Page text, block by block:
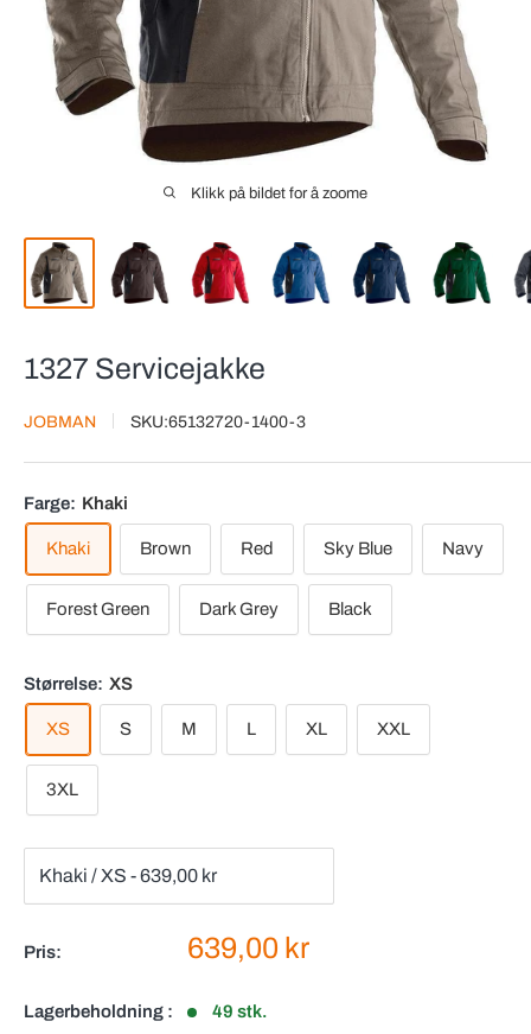
Klikk på bildet for å zoome
1327 Servicejakke
JOBMAN SKU:65132720-1400-3
Farge: Khaki
Khaki Brown Red Sky Blue Navy
Forest Green Dark Grey Black
Størrelse: XS
XS S M L XL XXL
3XL
Pris: Salgspris
639,00 kr
Lagerbeholdning : 49 stk.